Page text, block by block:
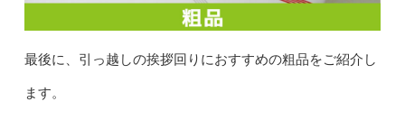
最後に、引っ越しの挨拶回りにおすすめの粗品をご紹介し
ます。